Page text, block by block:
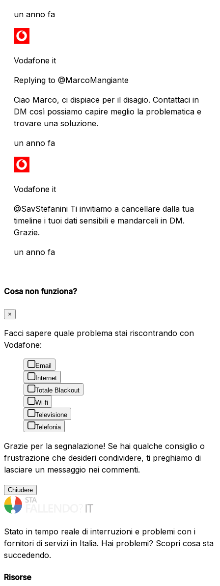
un anno fa
Vodafone it
Replying to @MarcoMangiante
Ciao Marco, ci dispiace per il disagio. Contattaci in
DM così possiamo capire meglio la problematica e
trovare una soluzione.
un anno fa
Vodafone it
@SavStefanini Ti invitiamo a cancellare dalla tua
timeline i tuoi dati sensibili e mandarceli in DM.
Grazie.
un anno fa
Cosa non funziona?
×
Facci sapere quale problema stai riscontrando con
Vodafone:
Email
Internet
Totale Blackout
Wi-fi
Televisione
Telefonia
Grazie per la segnalazione! Se hai qualche consiglio o
frustrazione che desideri condividere, ti preghiamo di
lasciare un messaggio nei commenti.
Chiudere
Stato in tempo reale di interruzioni e problemi con i
fornitori di servizi in Italia. Hai problemi? Scopri cosa sta
succedendo.
Risorse